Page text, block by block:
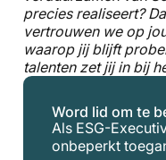
precies realiseert?
vertrouwen we op
waarop jij blijft
talenten zet jij in bij
Word lid om te
Als ESG-
onbeperkt